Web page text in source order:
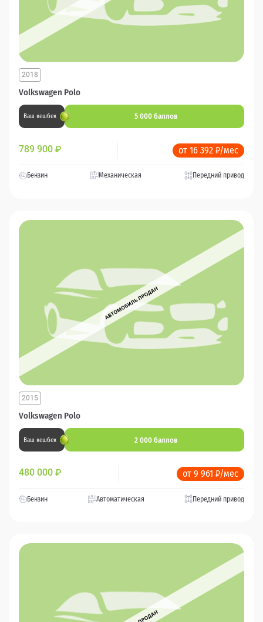
Volkswagen Polo
2018
Ваш кешбек 5 000 баллов
789 900 ₽ от 16 392 ₽/мес
Бензин Механическая Передний привод
Volkswagen Polo
2015
Ваш кешбек 2 000 баллов
480 000 ₽ от 9 961 ₽/мес
Бензин Автоматическая Передний привод